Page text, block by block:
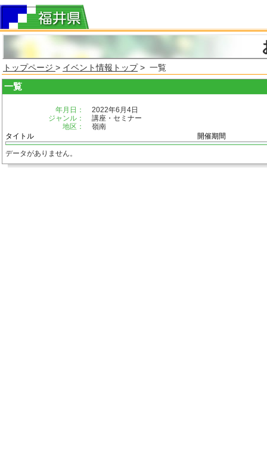
トップページ > イベント情報トップ> 一覧
一覧
年月日：
2022年6月4日
ジャンル：
講座・セミナー
地区：
嶺南
タイトル
開催期間
データがありません。